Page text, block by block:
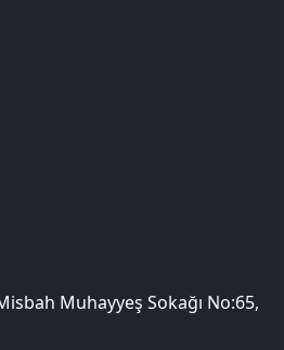
Muhayyeş Sokağı No:65,